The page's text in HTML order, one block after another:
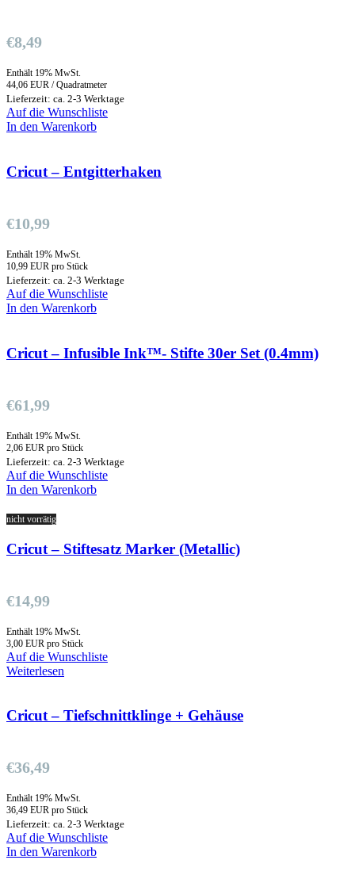
€8,49
Enthält 19% MwSt.
44,06 EUR / Quadratmeter
Lieferzeit: ca. 2-3 Werktage
Auf die Wunschliste
In den Warenkorb
Cricut – Entgitterhaken
€10,99
Enthält 19% MwSt.
10,99 EUR pro Stück
Lieferzeit: ca. 2-3 Werktage
Auf die Wunschliste
In den Warenkorb
Cricut – Infusible Ink™- Stifte 30er Set (0.4mm)
€61,99
Enthält 19% MwSt.
2,06 EUR pro Stück
Lieferzeit: ca. 2-3 Werktage
Auf die Wunschliste
In den Warenkorb
nicht vorrätig
Cricut – Stiftesatz Marker (Metallic)
€14,99
Enthält 19% MwSt.
3,00 EUR pro Stück
Auf die Wunschliste
Weiterlesen
Cricut – Tiefschnittklinge + Gehäuse
€36,49
Enthält 19% MwSt.
36,49 EUR pro Stück
Lieferzeit: ca. 2-3 Werktage
Auf die Wunschliste
In den Warenkorb